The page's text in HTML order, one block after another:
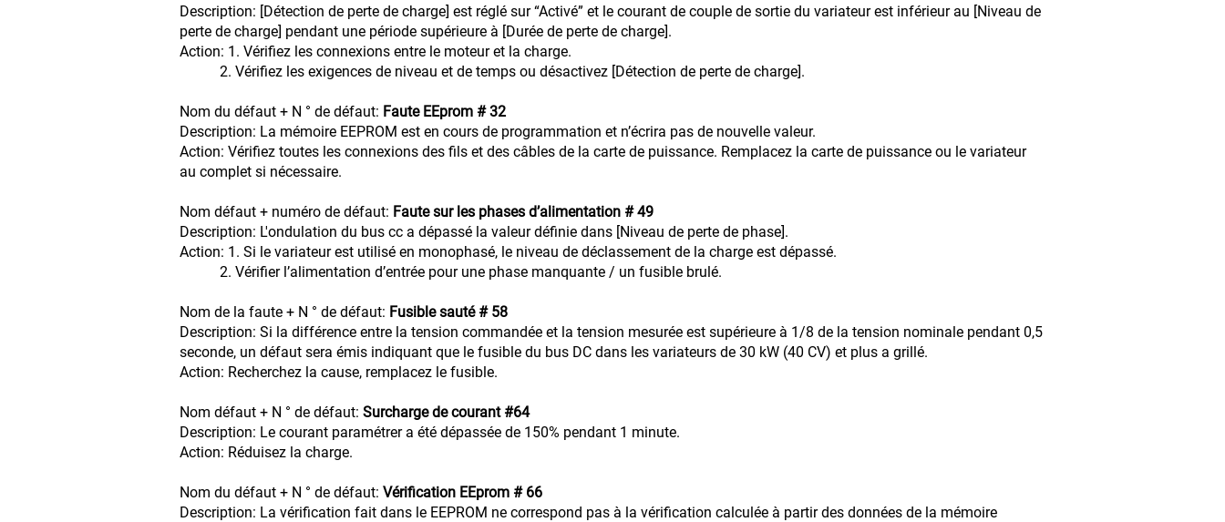
Description: [Détection de perte de charge] est réglé sur “Activé” et le courant de couple de sortie du variateur est inférieur au [Niveau de
perte de charge] pendant une période supérieure à [Durée de perte de charge].
Action: 1. Vérifiez les connexions entre le moteur et la charge.
2. Vérifiez les exigences de niveau et de temps ou désactivez [Détection de perte de charge].
Nom du défaut + N ° de défaut: Faute EEprom # 32
Description: La mémoire EEPROM est en cours de programmation et n’écrira pas de nouvelle valeur.
Action: Vérifiez toutes les connexions des fils et des câbles de la carte de puissance. Remplacez la carte de puissance ou le variateur
au complet si nécessaire.
Nom défaut + numéro de défaut: Faute sur les phases d’alimentation # 49
Description: L'ondulation du bus cc a dépassé la valeur définie dans [Niveau de perte de phase].
Action: 1. Si le variateur est utilisé en monophasé, le niveau de déclassement de la charge est dépassé.
2. Vérifier l’alimentation d’entrée pour une phase manquante / un fusible brulé.
Nom de la faute + N ° de défaut: Fusible sauté # 58
Description: Si la différence entre la tension commandée et la tension mesurée est supérieure à 1/8 de la tension nominale pendant 0,5
seconde, un défaut sera émis indiquant que le fusible du bus DC dans les variateurs de 30 kW (40 CV) et plus a grillé.
Action: Recherchez la cause, remplacez le fusible.
Nom défaut + N ° de défaut: Surcharge de courant #64
Description: Le courant paramétrer a été dépassée de 150% pendant 1 minute.
Action: Réduisez la charge.
Nom du défaut + N ° de défaut: Vérification EEprom # 66
Description: La vérification fait dans le EEPROM ne correspond pas à la vérification calculée à partir des données de la mémoire